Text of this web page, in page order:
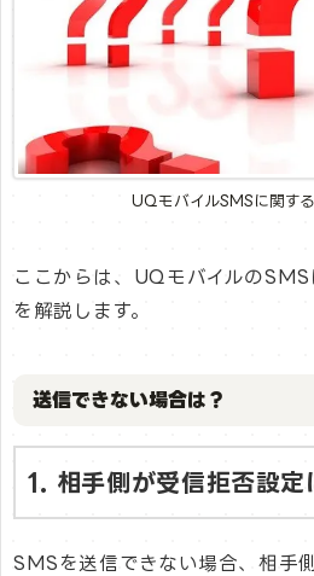
UQモバイルSMSに関す
ここからは、UQモバイルのSMS
を解説します。
送信できない場合は？
1. 相手側が受信拒否設定
SMSを送信できない場合、相手